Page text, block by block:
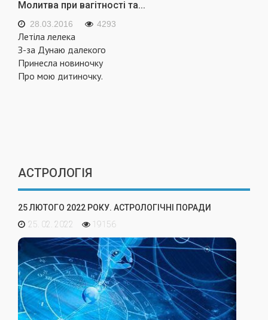
Молитва при вагітності та...
28.03.2016 4293
Летіла лелека
З-за Дунаю далекого
Принесла новиночку
Про мою дитиночку.
АСТРОЛОГІЯ
25 ЛЮТОГО 2022 РОКУ. АСТРОЛОГІЧНІ ПОРАДИ
25. 02. 2022
19156